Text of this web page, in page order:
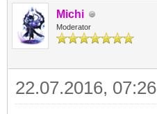
Michi
Moderator
22.07.2016, 07:26